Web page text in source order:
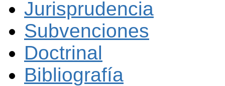
Jurisprudencia
Subvenciones
Doctrinal
Bibliografía